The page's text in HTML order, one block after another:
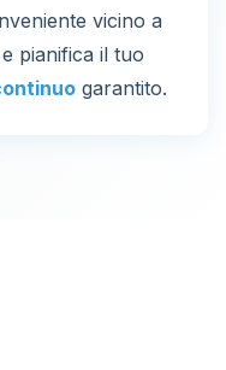
vicino a
pianifica il tuo
garantito.